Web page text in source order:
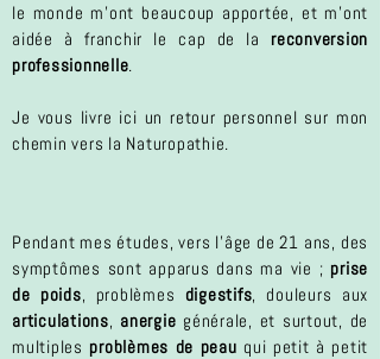
Pendant mes études, vers l'âge de 21 ans, des
symptômes sont apparus dans ma vie ; prise
de poids, problèmes digestifs, douleurs aux
articulations, anergie générale, et surtout, de
multiples problèmes de peau qui petit à petit
le monde m’ont beaucoup apportée, et m’ont
aidée à franchir le cap de la reconversion
professionnelle.
Je vous livre ici un retour personnel sur mon
chemin vers la Naturopathie.